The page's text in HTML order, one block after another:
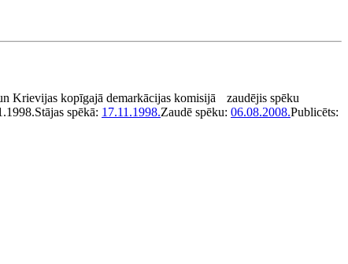
Krievijas kopīgajā demarkācijas komisijā
zaudējis spēku
Stājas spēkā: 17.11.1998.Zaudē spēku: 06.08.2008.Publicēts: